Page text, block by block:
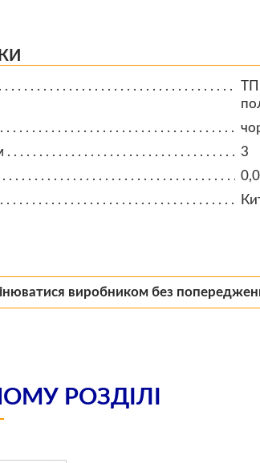
3
виробником без
РОЗДІЛІ